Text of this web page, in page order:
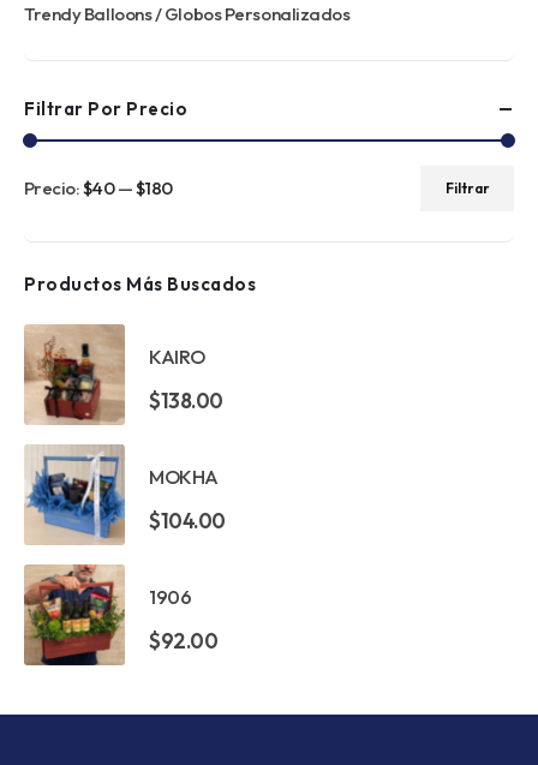
Trendy Balloons / Globos Personalizados
Filtrar Por Precio
mínimo
máximo
Filtrar
Precio:$40—$180
Productos Más Buscados
KAIRO
$138.00
MOKHA
$104.00
1906
$92.00